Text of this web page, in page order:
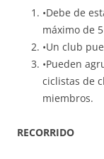
•Debe de
máximo de
•Un club
•Pueden
ciclistas de
miembros.
RECORRIDO